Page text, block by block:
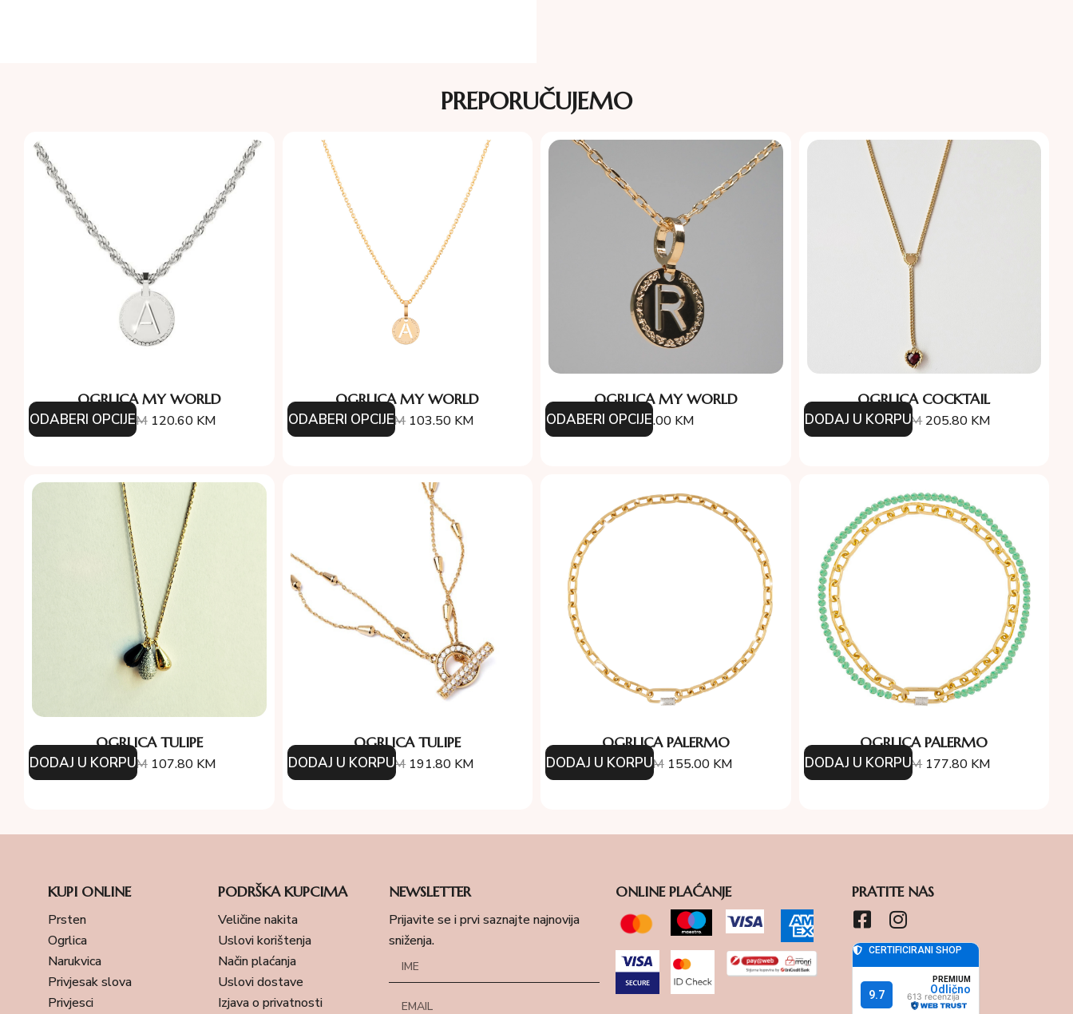
PREPORUČUJEMO
OGRLICA MY WORLD
134.00KM 120.60 KM
ODABERI OPCIJE
OGRLICA MY WORLD
115.00KM 103.50 KM
ODABERI OPCIJE
OGRLICA MY WORLD
95.00 KM
ODABERI OPCIJE
OGRLICA COCKTAIL
294.00KM 205.80 KM
DODAJ U KORPU
OGRLICA TULIPE
154.00KM 107.80 KM
DODAJ U KORPU
OGRLICA TULIPE
274.00KM 191.80 KM
DODAJ U KORPU
OGRLICA PALERMO
310.00KM 155.00 KM
DODAJ U KORPU
OGRLICA PALERMO
254.00KM 177.80 KM
DODAJ U KORPU
KUPI ONLINE
Prsten
Ogrlica
Narukvica
Privjesak slova
Privjesci
PODRŠKA KUPCIMA
Veličine nakita
Uslovi korištenja
Način plaćanja
Uslovi dostave
Izjava o privatnosti
NEWSLETTER
Prijavite se i prvi saznajte najnovija
sniženja.
ONLINE PLAĆANJE PRATITE NAS